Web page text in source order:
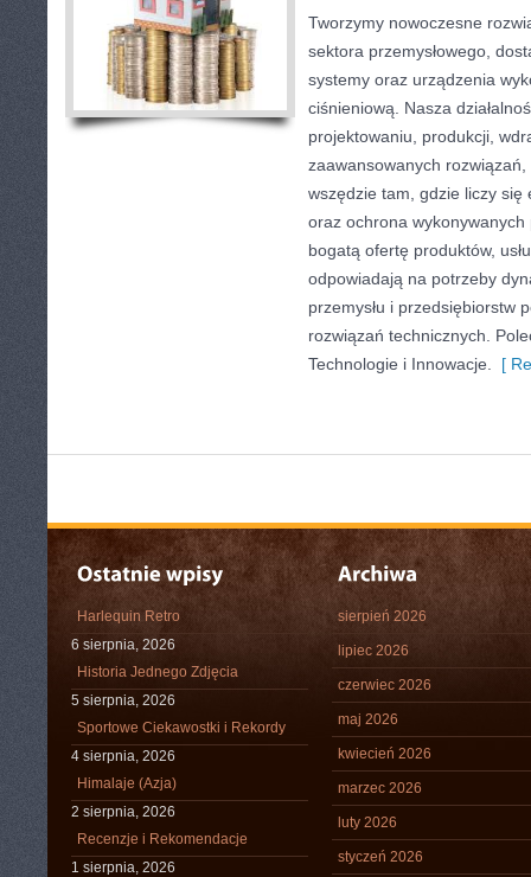
Tworzymy nowoczesne
sektora przemysłowego,
systemy oraz urządzenia
ciśnieniową. Nasza
projektowaniu, produkcji,
zaawansowanych
wszędzie tam, gdzie liczy się
oraz ochrona
bogatą ofertę produktów,
odpowiadają na potrzeby
przemysłu i przedsiębiorstw
rozwiązań technicznych.
Technologie i Innowacje.
[
Harlequin Retro
6 sierpnia, 2026
Historia Jednego Zdjęcia
5 sierpnia, 2026
Sportowe Ciekawostki i Rekordy
4 sierpnia, 2026
Himalaje (Azja)
2 sierpnia, 2026
Recenzje i Rekomendacje
1 sierpnia, 2026
sierpień 2026
lipiec 2026
czerwiec 2026
maj 2026
kwiecień 2026
marzec 2026
luty 2026
styczeń 2026